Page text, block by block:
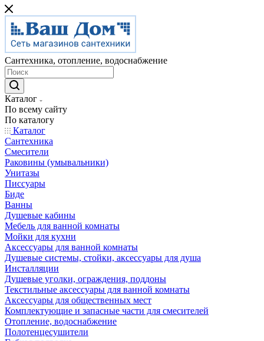
Сантехника, отопление, водоснабжение
Каталог
По всему сайту
По каталогу
Каталог
Сантехника
Смесители
Раковины (умывальники)
Унитазы
Писсуары
Биде
Ванны
Душевые кабины
Мебель для ванной комнаты
Мойки для кухни
Аксессуары для ванной комнаты
Душевые системы, стойки, аксессуары для душа
Инсталляции
Душевые уголки, ограждения, поддоны
Текстильные аксессуары для ванной комнаты
Аксессуары для общественных мест
Комплектующие и запасные части для смесителей
Отопление, водоснабжение
Полотенцесушители